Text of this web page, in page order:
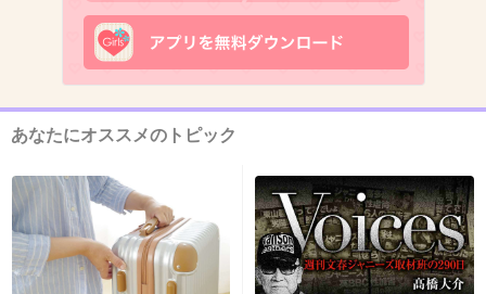
2016/04/27(水) 18:19:44
長いことイジられてるな～w
11. 匿名2016/04/27(水) 18:20:04
三代目、いらね。…センスがなさ過ぎて文句も
あなたにオススメのトピック